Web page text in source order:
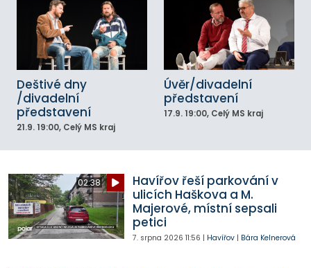
Deštivé dny
/divadelní
představení
21.9. 19:00, Celý MS kraj
Úvěr/divadelní
představení
17.9. 19:00, Celý MS kraj
02:38
Havířov řeší parkování v
ulicích Haškova a M.
Majerové, místní sepsali
petici
7. srpna 2026 11:56 | Havířov| Bára Kelnerová